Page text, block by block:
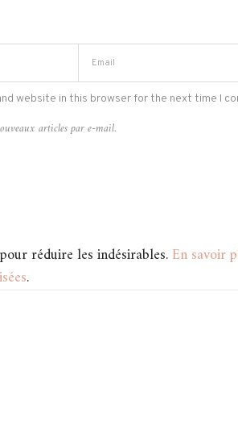
website in this browser for the next time I
articles par e-mail.
réduire les indésirables.En savoir
.